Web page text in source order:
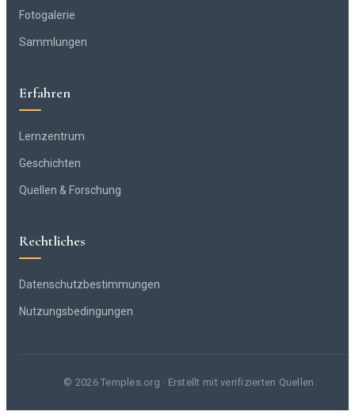
Fotogalerie
Sammlungen
Erfahren
Lernzentrum
Geschichten
Quellen & Forschung
Rechtliches
Datenschutzbestimmungen
Nutzungsbedingungen
© 2026 Temples.org · Erstellt mit verifizierten Quellen.